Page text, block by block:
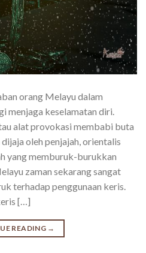
orang Melayu dalam
menjaga keselamatan diri.
alat provokasi membabi buta
oleh penjajah, orientalis
yang memburuk-burukkan
zaman sekarang sangat
terhadap penggunaan keris.
[…]
READING →